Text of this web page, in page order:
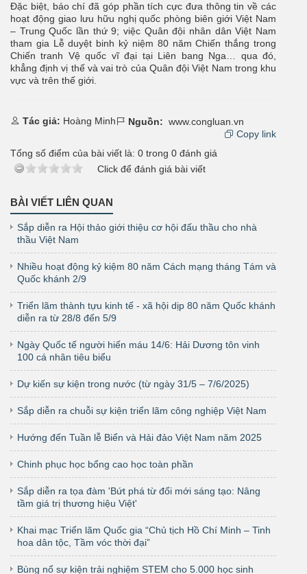
Đặc biệt, báo chí đã góp phần tích cực đưa thông tin về các
hoạt động giao lưu hữu nghị quốc phòng biên giới Việt Nam
– Trung Quốc lần thứ 9; việc Quân đội nhân dân Việt Nam
tham gia Lễ duyệt binh kỷ niệm 80 năm Chiến thắng trong
Chiến tranh Vệ quốc vĩ đại tại Liên bang Nga… qua đó,
khẳng định vị thế và vai trò của Quân đội Việt Nam trong khu
vực và trên thế giới.
Tác giả: Hoàng Minh Nguồn: www.congluan.vn
Copy link
Tổng số điểm của bài viết là: 0 trong 0 đánh giá
Click để đánh giá bài viết
BÀI VIẾT LIÊN QUAN
Sắp diễn ra Hội thảo giới thiệu cơ hội đấu thầu cho nhà
thầu Việt Nam
Nhiều hoạt động kỷ kiệm 80 năm Cách mạng tháng Tám và
Quốc khánh 2/9
Triển lãm thành tựu kinh tế - xã hội dịp 80 năm Quốc khánh
diễn ra từ 28/8 đến 5/9
Ngày Quốc tế người hiến máu 14/6: Hải Dương tôn vinh
100 cá nhân tiêu biểu
Dự kiến sự kiện trong nước (từ ngày 31/5 – 7/6/2025)
Sắp diễn ra chuỗi sự kiện triển lãm công nghiệp Việt Nam
Hướng đến Tuần lễ Biển và Hải đảo Việt Nam năm 2025
Chinh phục học bổng cao học toàn phần
Sắp diễn ra tọa đàm 'Bứt phá từ đổi mới sáng tạo: Nâng
tầm giá trị thương hiệu Việt'
Khai mạc Triển lãm Quốc gia “Chủ tịch Hồ Chí Minh – Tinh
hoa dân tộc, Tầm vóc thời đại”
Bùng nổ sự kiện trải nghiệm STEM cho 5.000 học sinh